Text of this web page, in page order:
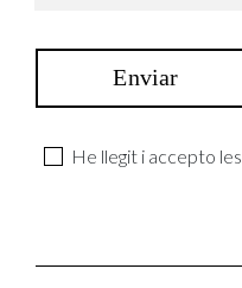
He llegit i accepto les